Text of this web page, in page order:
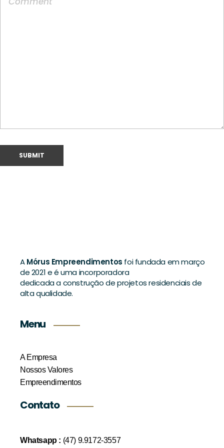
AMórus Empreendimentos foi fundada em março
de 2021 e é uma incorporadora
dedicada a construção de projetos residenciais de
alta qualidade.
Menu
A Empresa
Nossos Valores
Empreendimentos
Contato
Whatsapp : (47) 9.9172-3557